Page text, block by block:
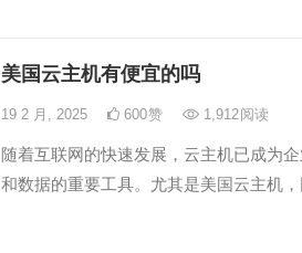
美国云主机有便宜的吗
19 2 月, 2025 600赞 1,912阅读
随着互联网的快速发展，云主机已成为
和数据的重要工具。尤其是美国云主机